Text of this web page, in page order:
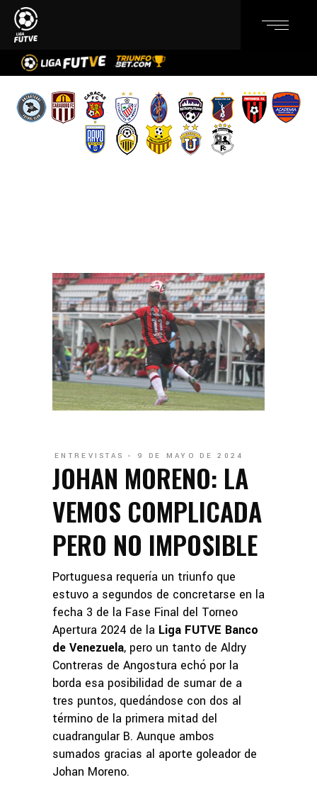
ENTREVISTAS 9 DE MAYO DE 2024
JOHAN MORENO: LA
VEMOS COMPLICADA
PERO NO IMPOSIBLE
Portuguesa requería un triunfo que
estuvo a segundos de concretarse en la
fecha 3 de la Fase Final del Torneo
Apertura 2024 de la Liga FUTVE Banco
de Venezuela, pero un tanto de Aldry
Contreras de Angostura echó por la
borda esa posibilidad de sumar de a
tres puntos, quedándose con dos al
término de la primera mitad del
cuadrangular B. Aunque ambos
sumados gracias al aporte goleador de
Johan Moreno.